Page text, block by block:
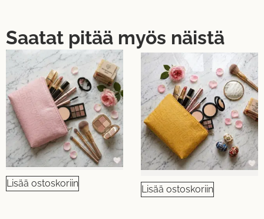
Saatat pitää myös näistä
Lisää ostoskoriin
Lisää ostoskoriin